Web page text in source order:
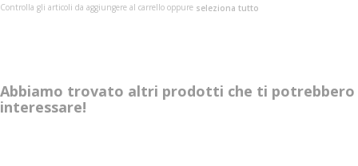
Controlla gli articoli da aggiungere al carrello oppure seleziona tutto
Abbiamo trovato altri prodotti che ti potrebbero
interessare!